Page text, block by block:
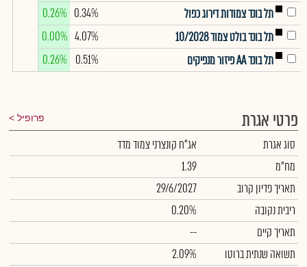
תל בונד צמודות דירוג כפול
0.34%
0.26%
תל בונד בולט צמוד 10/2028
4.07%
0.00%
תל בונד AA פיזור מנפיקים
0.51%
0.26%
פרטי אגרת פרופיל
סוג אגרת
אג"ח קונצרני צמוד מדד
מח"מ
1.39
תאריך פדיון קרוב
29/6/2027
ריבית נקובה
0.20%
תאריך קיים
--
תשואה שנתית ברוטו
2.09%